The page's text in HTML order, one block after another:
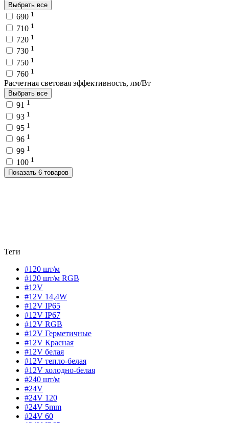
Выбрать все
690 1
710 1
720 1
730 1
750 1
760 1
Расчетная световая эффективность, лм/Вт
Выбрать все
91 1
93 1
95 1
96 1
99 1
100 1
Показать 6 товаров
Теги
#120 шт/м
#120 шт/м RGB
#12V
#12V 14,4W
#12V IP65
#12V IP67
#12V RGB
#12V Герметичные
#12V Красная
#12V белая
#12V тепло-белая
#12V холодно-белая
#240 шт/м
#24V
#24V 120
#24V 5mm
#24V 60